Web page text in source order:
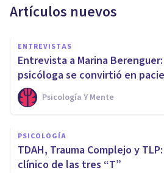
Artículos nuevos
ENTREVISTAS
Entrevista a Marina
psicóloga se convirtió en
Psicología Y Mente
PSICOLOGÍA
TDAH, Trauma Complejo y
clínico de las tres “T”